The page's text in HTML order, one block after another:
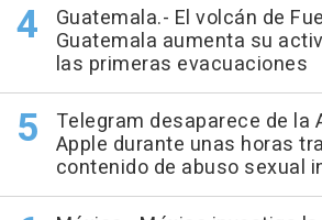
Guatemala.- El volcán de
Guatemala aumenta su
las primeras evacuaciones
Telegram desaparece de la
Apple durante unas horas
contenido de abuso sexual